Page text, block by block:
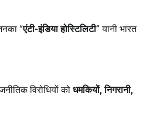
“एंटी-इंडिया होस्टिलिटी” यानी भारत
विरोधियों को धमकियों,निगरानी,